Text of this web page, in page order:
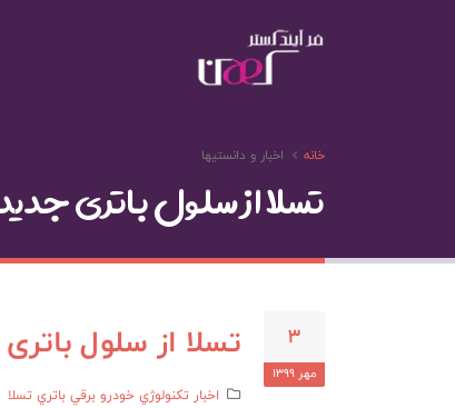
خانه اخبار و دانستیها
تسلا از سلول باتری جدید با ۶ برابر قدرت و ۵ برابر انرژی بیشتر
3
مهر 1399
تسلا از سلول باتری جدید با ۶ برابر قدرت و ۵ برابر
اخبار تکنولوژيخودرو برقيباتريتسلا